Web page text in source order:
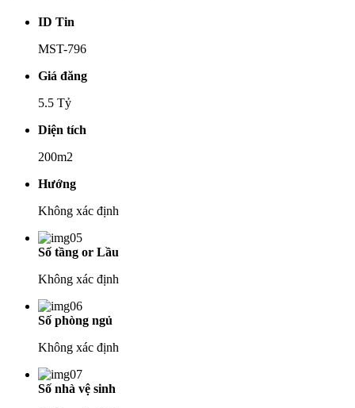
ID Tin
MST-796
Giá đăng
5.5 Tỷ
Diện tích
200m2
Hướng
Không xác định
Số tầng or Lầu
Không xác định
Số phòng ngủ
Không xác định
Số nhà vệ sinh